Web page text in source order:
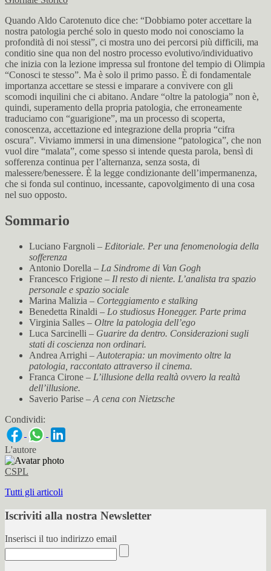
Quando Aldo Carotenuto dice che: “Dobbiamo poter accettare la
nostra patologia perché solo in questo modo noi conosciamo la
profondità di noi stessi”, ci mostra uno dei percorsi più difficili, ma
conditio sine qua non del nostro processo evolutivo/individuativo
che inizia con la lezione impressa sul frontone del tempio di Olimpia
“Conosci te stesso”. Ma è solo il primo passo. È di fondamentale
importanza accettare se stessi e imparare a convivere con gli
scomodi inquilini che ci abitano. Andare “oltre la patologia” non è,
quindi, superamento della propria patologia, che erroneamente
traduciamo con “guarigione”, ma un processo di scoperta,
conoscenza, accettazione ed integrazione della propria “cifra
oscura”. Viviamo immersi in una dimensione “patologica”, che non
vuol dire “malata”, come spesso si intende questa parola, bensì di
sofferenza continua per l’alternanza, senza sosta, di
malessere/benessere. È la legge condizionante dell’impermanenza,
che si fonda sul continuo, incessante, capovolgimento di una cosa
nel suo opposto.
Sommario
Luciano Fargnoli – Editoriale. Per una fenomenologia della
sofferenza
Antonio Dorella – La Sindrome di Van Gogh
Francesco Frigione – Il resto di niente. L’analista tra spazio
personale e spazio sociale
Marina Malizia – Corteggiamento e stalking
Benedetta Rinaldi – Lo studiosus Honegger. Parte prima
Virginia Salles – Oltre la patologia dell’ego
Luca Sarcinelli – Guarire da dentro. Considerazioni sugli
stati di coscienza non ordinari.
Andrea Arrighi – Autoterapia: un movimento oltre la
patologia, raccontato attraverso il cinema.
Franca Cirone – L’illusione della realtà ovvero la realtà
dell’illusione.
Saverio Parise – A cena con Nietzsche
Condividi:
L'autore
CSPL
Tutti gli articoli
Iscriviti alla nostra Newsletter
Inserisci il tuo indirizzo email